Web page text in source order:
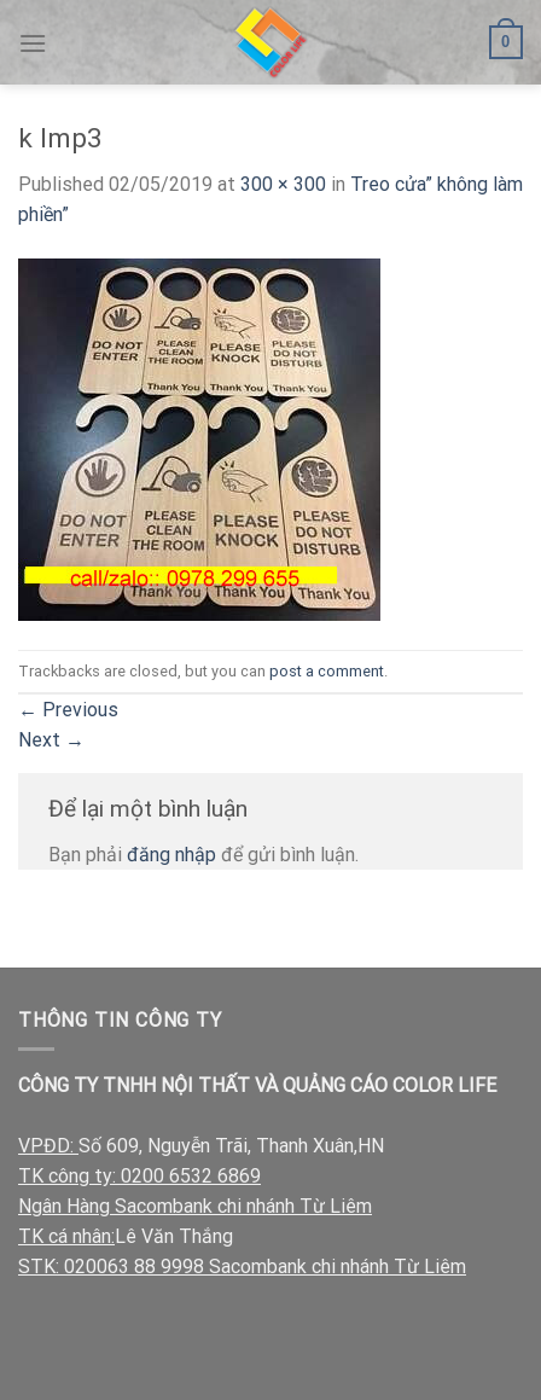
0
k lmp3
Published 02/05/2019 at 300 × 300 in Treo cửa” không làm
phiền”
Trackbacks are closed, but you can post a comment
← Previous
Next →
Để lại một bình luận
Bạn phải đăng nhập để gửi bình luận.
THÔNG TIN CÔNG TY
CÔNG TY TNHH NỘI THẤT VÀ QUẢNG CÁO COLOR LIFE
VPĐD: Số 609, Nguyễn Trãi, Thanh Xuân,HN
TK công ty: 0200 6532 6869
Ngân Hàng Sacombank chi nhánh Từ Liêm
TK cá nhân: Lê Văn Thắng
STK: 020063 88 9998 Sacombank chi nhánh Từ Liêm